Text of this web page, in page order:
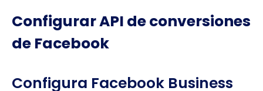
Configurar API de conversiones
de Facebook
Configura Facebook Business